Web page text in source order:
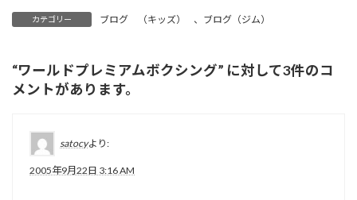
カテゴリー ブログ （キッズ） 、 ブログ（ジム）
“ワールドプレミアムボクシング” に対して3件のコ
メントがあります。
satocyより:
2005年9月22日 3:16 AM